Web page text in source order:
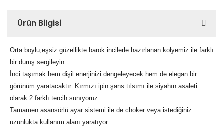
Ürün Bilgisi
Orta boylu,eşsiz güzellikte barok incilerle hazırlanan kolyemiz ile farklı
bir duruş sergileyin.
İnci taşımak hem dişil enerjinizi dengeleyecek hem de elegan bir
görünüm yaratacaktır. Kırmızı ipin şans tılsımı ile siyahın asaleti
olarak 2 farklı tercih sunıyoruz.
Tamamen asansörlü ayar sistemi ile de choker veya istediğiniz
uzunlukta kullanım alanı yaratıyor.